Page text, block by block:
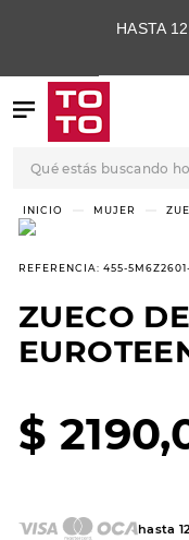
HASTA
MUJER
REFERENCIA: 455-
ZUECO
$ 2190,
hasta 12